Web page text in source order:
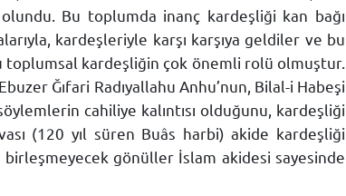
Bu toplumda inanç kardeşliği kan bağı
kardeşleriyle karşı karşıya geldiler ve bu
toplumsal kardeşliğin çok önemli rolü olmuştur.
Ğıfari Radıyallahu Anhu’nun, Bilal-i Habeşi
cahiliye kalıntısı olduğunu, kardeşliği
(120 yıl süren Buâs harbi) akide kardeşliği
gönüller İslam akidesi sayesinde